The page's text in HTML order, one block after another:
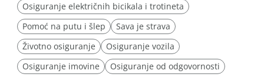
Osiguranje električnih bicikala i trotineta
Pomoć na putu i šlep
Sava je strava
Životno osiguranje
Osiguranje vozila
Osiguranje imovine
Osiguranje od odgovornosti